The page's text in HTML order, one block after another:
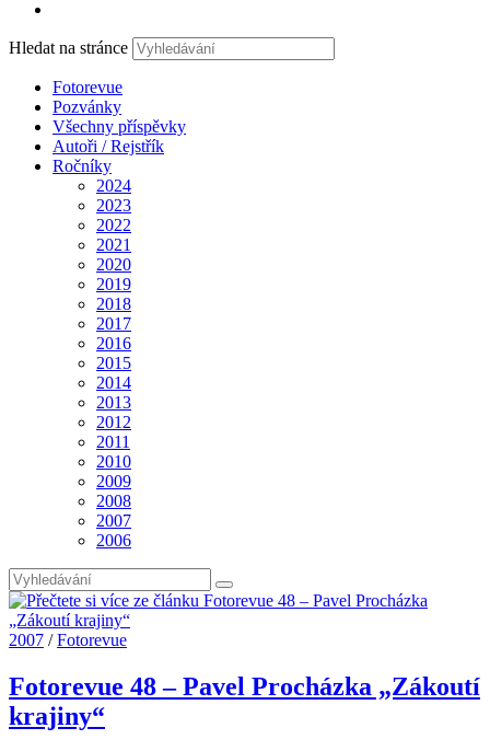
Hledat na stránce
Fotorevue
Pozvánky
Všechny příspěvky
Autoři / Rejstřík
Ročníky
2024
2023
2022
2021
2020
2019
2018
2017
2016
2015
2014
2013
2012
2011
2010
2009
2008
2007
2006
2007 /Fotorevue
Fotorevue 48 – Pavel Procházka „Zákoutí
krajiny“